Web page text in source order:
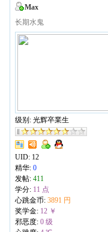
Max
长期水鬼
级别: 光辉卒業生
UID: 12
精华: 0
发帖: 411
学分: 11 点
心跳金币: 3891 円
奖学金: 12 ￥
邪恶度: 0 级